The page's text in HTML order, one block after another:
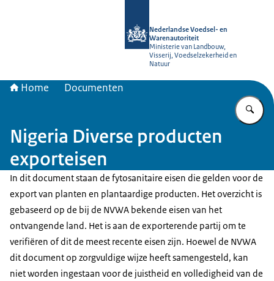
Nederlandse Voedsel- en
Warenautoriteit
Ministerie van Landbouw,
Visserij, Voedselzekerheid en
Natuur
Home Documenten
Nigeria Diverse producten
exporteisen
In dit document staan de fytosanitaire eisen die gelden voor de
export van planten en plantaardige producten. Het overzicht is
gebaseerd op de bij de NVWA bekende eisen van het
ontvangende land. Het is aan de exporterende partij om te
verifiëren of dit de meest recente eisen zijn. Hoewel de NVWA
dit document op zorgvuldige wijze heeft samengesteld, kan
niet worden ingestaan voor de juistheid en volledigheid van de